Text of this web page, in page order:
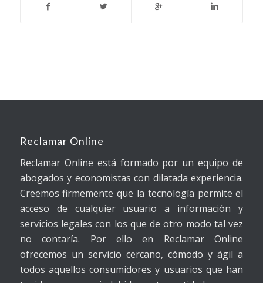
Reclamar Online
Reclamar Online está formado por un equipo de
abogados y economistas con dilatada experiencia.
Creemos firmemente que la tecnología permite el
acceso de cualquier usuario a información y
servicios legales con los que de otro modo tal vez
no contaría. Por ello en Reclamar Online
ofrecemos un servicio cercano, cómodo y ágil a
todos aquellos consumidores y usuarios que han